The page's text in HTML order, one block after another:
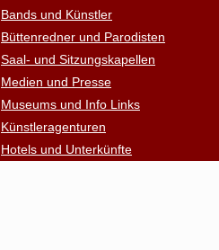
Bands und Künstler
Büttenredner und Parodisten
Saal- und Sitzungskapellen
Medien und Presse
Museums und Info Links
Künstleragenturen
Hotels und Unterkünfte